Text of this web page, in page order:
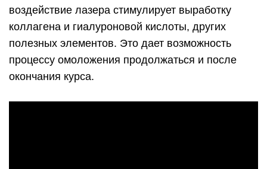
воздействие лазера стимулирует выработку
коллагена и гиалуроновой кислоты, других
полезных элементов. Это дает возможность
процессу омоложения продолжаться и после
окончания курса.